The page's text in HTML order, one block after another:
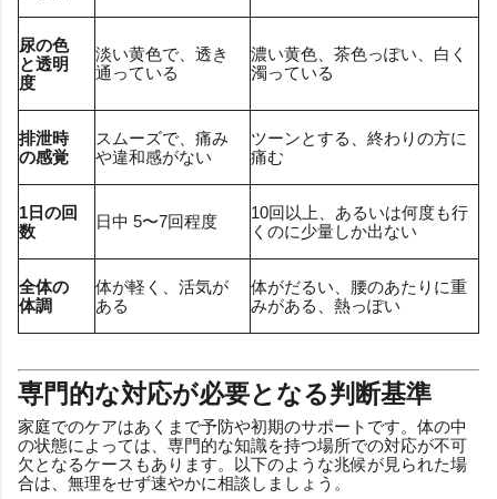
尿の色
と透明
度
淡い黄色で、透き
通っている
濃い黄色、茶色っぽい、白く
濁っている
排泄時
の感覚
スムーズで、痛み
や違和感がない
ツーンとする、終わりの方に
痛む
1日の回
数
日中 5〜7回程度
10回以上、あるいは何度も行
くのに少量しか出ない
全体の
体調
体が軽く、活気が
ある
体がだるい、腰のあたりに重
みがある、熱っぽい
専門的な対応が必要となる判断基準
家庭でのケアはあくまで予防や初期のサポートです。体の中
の状態によっては、専門的な知識を持つ場所での対応が不可
欠となるケースもあります。以下のような兆候が見られた場
合は、無理をせず速やかに相談しましょう。